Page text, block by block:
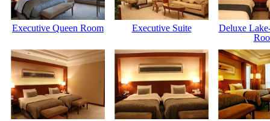
Executive Queen Room Executive Suite
Deluxe